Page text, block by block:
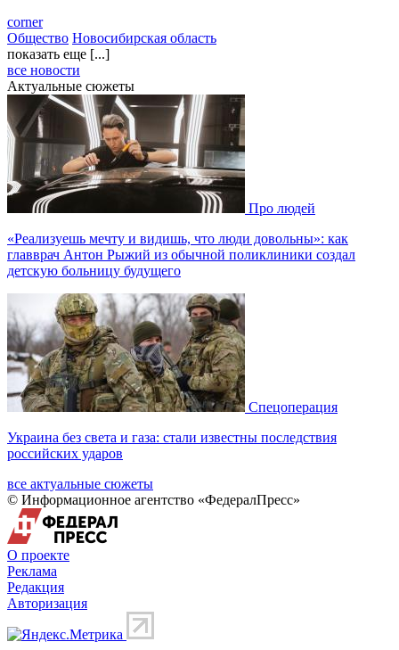
corner
Общество Новосибирская область
показать еще [...]
все новости
Актуальные сюжеты
Про людей
«Реализуешь мечту и видишь, что люди довольны»: как
главврач Антон Рыжий из обычной поликлиники создал
детскую больницу будущего
Спецоперация
Украина без света и газа: стали известны последствия
российских ударов
все актуальные сюжеты
© Информационное агентство «ФедералПресс»
О проекте
Реклама
Редакция
Авторизация